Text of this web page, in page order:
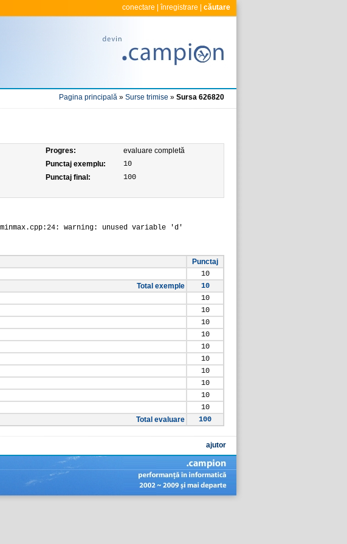
conectare înregistrare căutare
Pagina principală » Surse trimise » Sursa 626820
Progres:
evaluare completă
Punctaj exemplu:
10
Punctaj final:
100
warning: unused variable 'd'
Punctaj
10
Total exemple
10
10
10
10
10
10
10
10
10
10
10
Total evaluare
100
ajutor